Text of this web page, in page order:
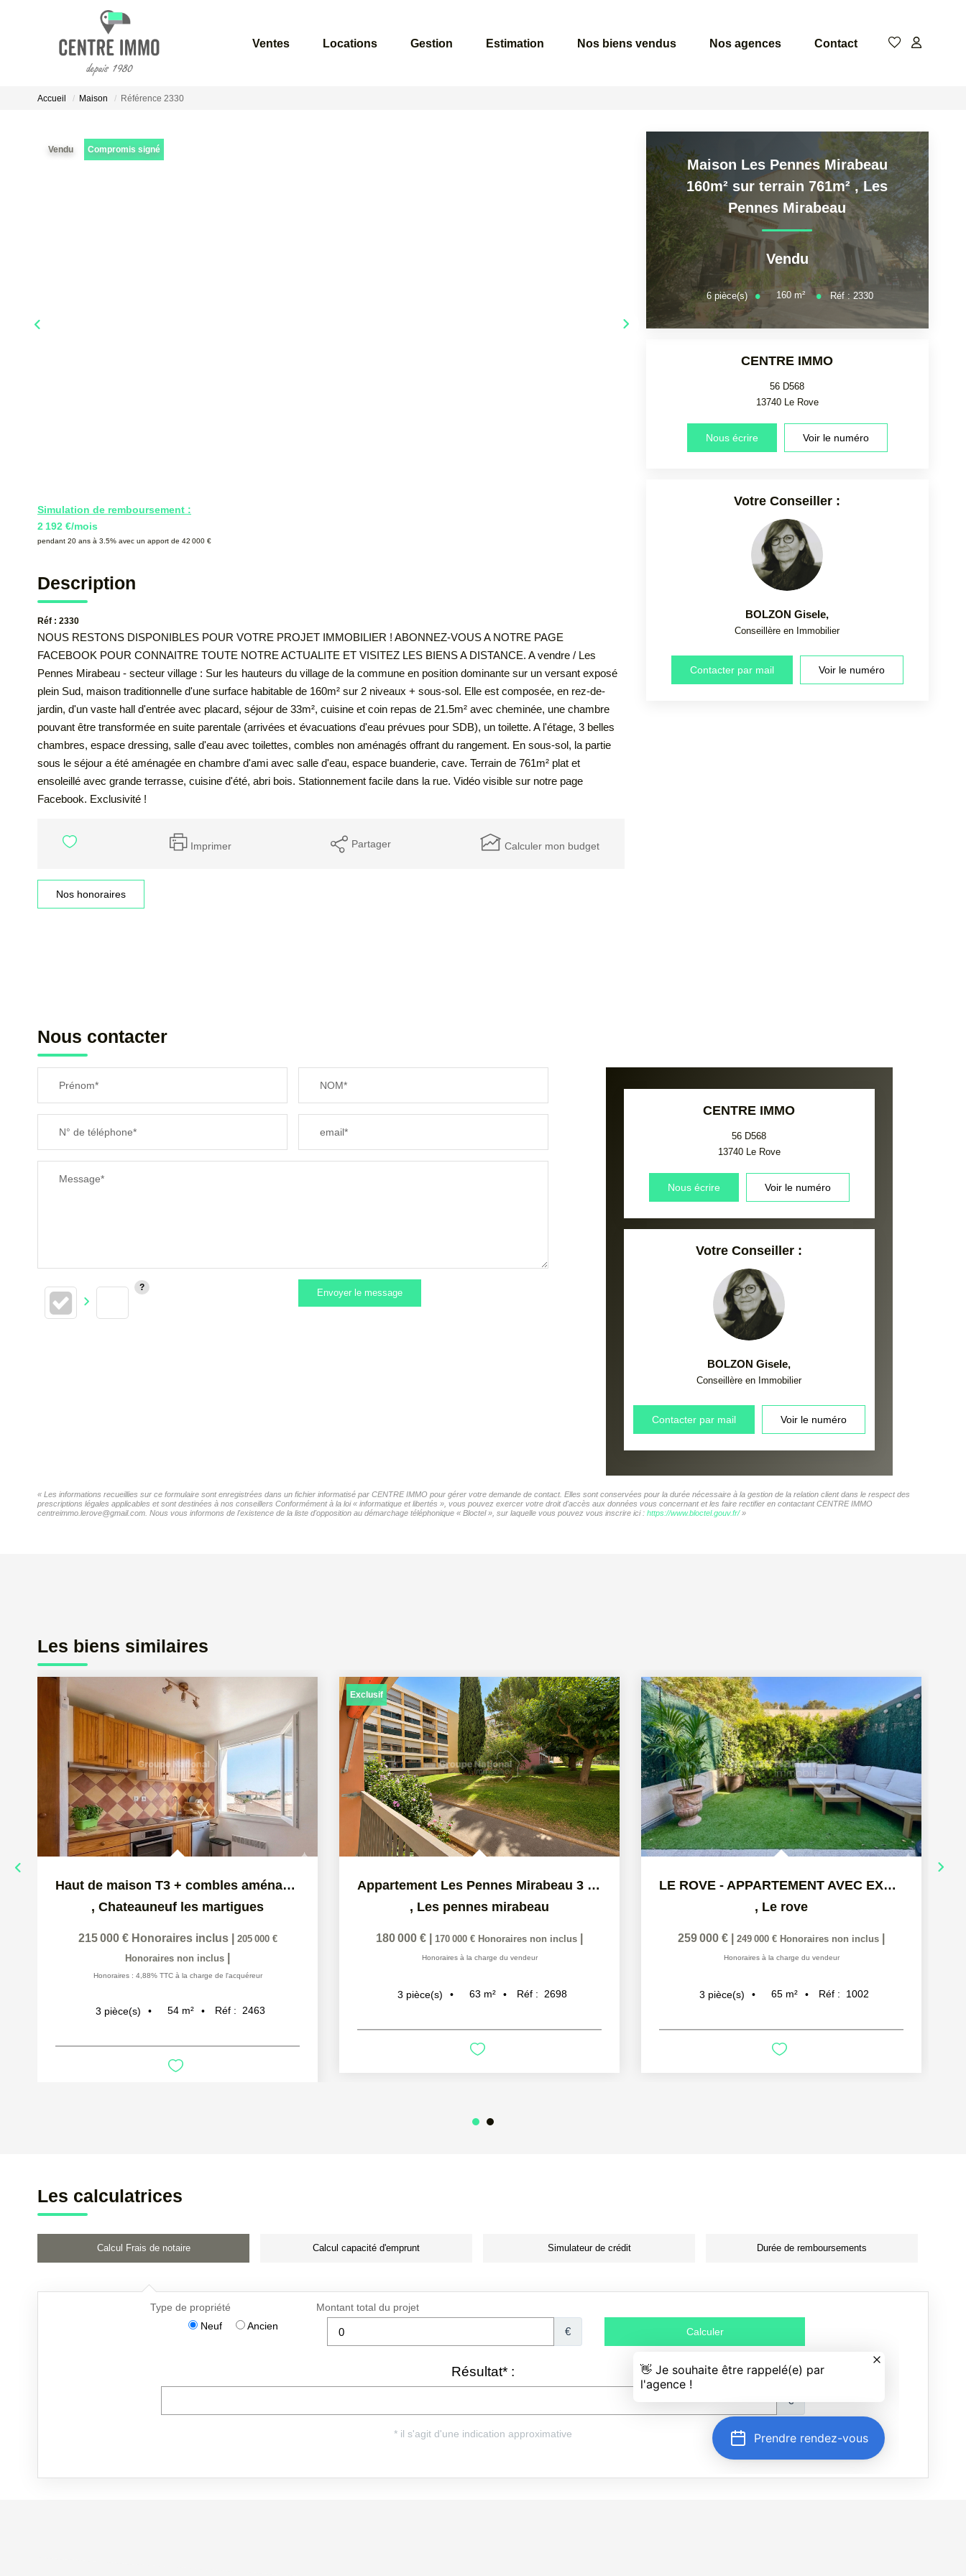
Ventes Locations Gestion Estimation Nos biens vendus Nos agences Contact
Accueil Maison Référence 2330
Vendu Compromis signé
Simulation de remboursement :
2 192 €/mois
pendant 20 ans à 3.5% avec un apport de 42 000 €
Description
Réf : 2330
NOUS RESTONS DISPONIBLES POUR VOTRE PROJET IMMOBILIER ! ABONNEZ-VOUS A NOTRE PAGE
FACEBOOK POUR CONNAITRE TOUTE NOTRE ACTUALITE ET VISITEZ LES BIENS A DISTANCE. A vendre / Les
Pennes Mirabeau - secteur village : Sur les hauteurs du village de la commune en position dominante sur un versant exposé
plein Sud, maison traditionnelle d'une surface habitable de 160m² sur 2 niveaux + sous-sol. Elle est composée, en rez-de-
jardin, d'un vaste hall d'entrée avec placard, séjour de 33m², cuisine et coin repas de 21.5m² avec cheminée, une chambre
pouvant être transformée en suite parentale (arrivées et évacuations d'eau prévues pour SDB), un toilette. A l'étage, 3 belles
chambres, espace dressing, salle d'eau avec toilettes, combles non aménagés offrant du rangement. En sous-sol, la partie
sous le séjour a été aménagée en chambre d'ami avec salle d'eau, espace buanderie, cave. Terrain de 761m² plat et
ensoleillé avec grande terrasse, cuisine d'été, abri bois. Stationnement facile dans la rue. Vidéo visible sur notre page
Facebook. Exclusivité !
Imprimer Partager Calculer mon budget
Nos honoraires
Maison Les Pennes Mirabeau
160m² sur terrain 761m²,Les
Pennes Mirabeau
Vendu
6pièce(s) 160m² Réf : 2330
CENTRE IMMO
56 D568
13740 Le Rove
Nous écrire Voir le numéro
Votre Conseiller :
BOLZON Gisele,
Conseillère en Immobilier
Contacter par mail Voir le numéro
Nous contacter
Prénom* NOM*
N° de téléphone* email*
Message*
Envoyer le message
CENTRE IMMO
56 D568
13740 Le Rove
Nous écrire Voir le numéro
Votre Conseiller :
BOLZON Gisele,
Conseillère en Immobilier
Contacter par mail Voir le numéro
« Les informations recueillies sur ce formulaire sont enregistrées dans un fichier informatisé par CENTRE IMMO pour gérer votre demande de contact. Elles sont conservées pour la durée nécessaire à la gestion de la relation client dans le respect des
prescriptions légales applicables et sont destinées à nos conseillers Conformément à la loi « informatique et libertés », vous pouvez exercer votre droit d'accès aux données vous concernant et les faire rectifier en contactant CENTRE IMMO
centreimmo.lerove@gmail.com. Nous vous informons de l'existence de la liste d'opposition au démarchage téléphonique « Bloctel », sur laquelle vous pouvez vous inscrire ici : https://www.bloctel.gouv.fr/»
Les biens similaires
Haut de maison T3 + combles aménagés - Chateauneuf Les...
, Chateauneuf les martigues
215 000 € Honoraires inclus
205 000 €
Honoraires non inclus
Honoraires : 4,88% TTC à la charge de l'acquéreur
3 pièce(s) 54 m² Réf : 2463
Exclusif
Appartement Les Pennes Mirabeau 3 pièce(s) 63 m2
, Les pennes mirabeau
180 000 € 170 000 € Honoraires non inclus
Honoraires à la charge du vendeur
3 pièce(s) 63 m² Réf : 2698
LE ROVE - APPARTEMENT AVEC EXTÉRIEUR ET PLACES DE...
, Le rove
259 000 € 249 000 € Honoraires non inclus
Honoraires à la charge du vendeur
3 pièce(s) 65 m² Réf : 1002
Les calculatrices
Calcul Frais de notaire Calcul capacité d'emprunt Simulateur de crédit Durée de remboursements